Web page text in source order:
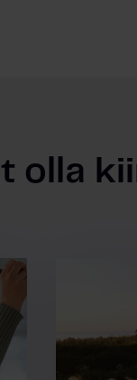
olla